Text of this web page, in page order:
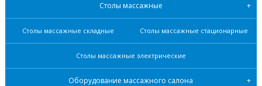
Столы массажные
Столы массажные складные Столы массажные стационарные
Столы массажные электрические
Оборудование массажного салона